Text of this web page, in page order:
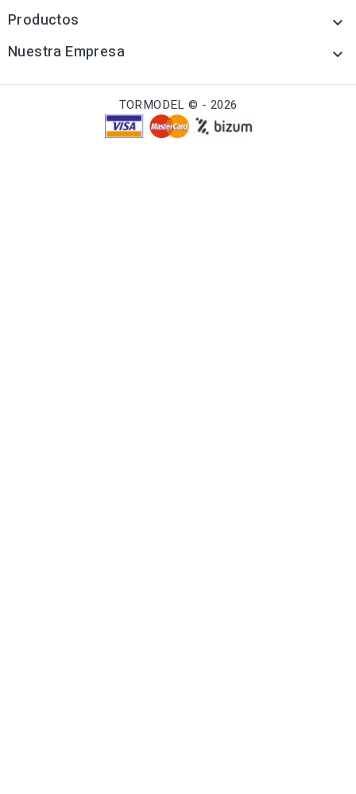
Productos 
Nuestra Empresa 
TORMODEL © - 2026